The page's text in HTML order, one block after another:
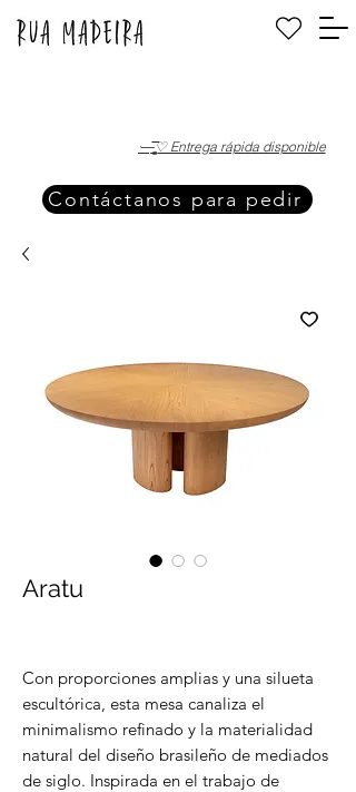
·—̳͟͞͞♡ Entrega rápida disponible
Contáctanos para pedir
Aratu
Con proporciones amplias y una silueta
escultórica, esta mesa canaliza el
minimalismo refinado y la materialidad
natural del diseño brasileño de mediados
de siglo. Inspirada en el trabajo de